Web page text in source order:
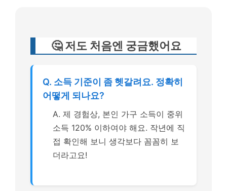
🤔 저도 처음엔 궁금했어요
Q. 소득 기준이 좀 헷갈려요. 정확히
어떻게 되나요?
A. 제 경험상, 본인 가구 소득이 중위
소득 120% 이하여야 해요. 작년에 직
접 확인해 보니 생각보다 꼼꼼히 보
더라고요!